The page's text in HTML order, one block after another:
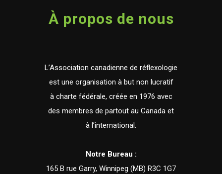
À propos de nous
L’Association canadienne de réflexologie
est une organisation à but non lucratif
à charte fédérale, créée en 1976 avec
des membres de partout au Canada et
à l’international.
Notre Bureau :
165 B rue Garry, Winnipeg (MB) R3C 1G7